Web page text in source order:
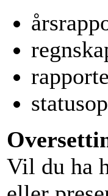
Vil du ha